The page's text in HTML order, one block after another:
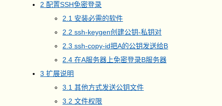
2 配置SSH免密登录
2.1 安装必需的软件
2.2 ssh-keygen创建公钥-私钥对
2.3 ssh-copy-id把A的公钥发送给B
2.4 在A服务器上免密登录B服务器
3 扩展说明
3.1 其他方式发送公钥文件
3.2 文件权限